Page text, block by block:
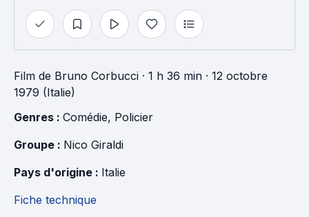
Film de Bruno Corbucci · 1 h 36 min · 12 octobre
1979 (Italie)
Genres : Comédie, Policier
Groupe : Nico Giraldi
Pays d'origine : Italie
Fiche technique